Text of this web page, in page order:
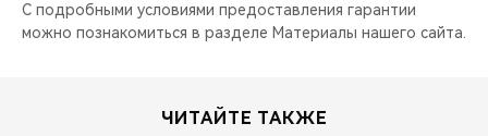
С подробными условиями предоставления гарантии
можно познакомиться в разделе Материалы нашего сайта.
ЧИТАЙТЕ ТАКЖЕ